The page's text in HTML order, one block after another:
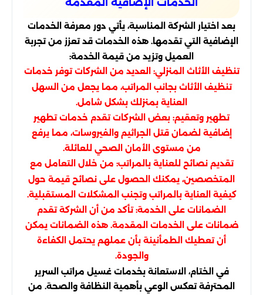
الخدمات الإضافية المقدمة
بعد اختيار الشركة المناسبة، يأتي دور معرفة الخدمات
الإضافية التي تقدمها. هذه الخدمات قد تعزز من تجربة
العميل وتزيد من قيمة الخدمة:
تنظيف الأثاث المنزلي: العديد من الشركات توفر خدمات
تنظيف الأثاث بجانب المراتب، مما يجعل من السهل
العناية بمنزلك بشكل شامل.
تطهير وتعقيم: بعض الشركات تقدم خدمات تطهير
إضافية لضمان قتل الجراثيم والفيروسات، مما يرفع
من مستوى الأمان الصحي للعائلة.
تقديم نصائح للعناية بالمراتب: من خلال التعامل مع
المتخصصين، يمكنك الحصول على نصائح قيمة حول
كيفية العناية بالمراتب وتجنب المشكلات المستقبلية.
الضمانات على الخدمة: تأكد من أن الشركة تقدم
ضمانات على الخدمات المقدمة. هذه الضمانات يمكن
أن تعطيك الطمأنينة بأن عملهم يحتمل الكفاءة
والجودة.
في الختام، الاستعانة بخدمات غسيل مراتب السرير
المحترفة تعكس الوعي بأهمية النظافة والصحة. من